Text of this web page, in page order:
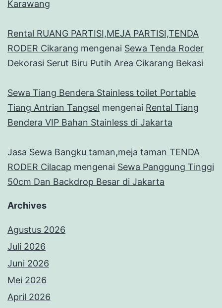
Karawang
Rental RUANG PARTISI,MEJA PARTISI,TENDA
RODER Cikarang mengenai Sewa Tenda Roder
Dekorasi Serut Biru Putih Area Cikarang Bekasi
Sewa Tiang Bendera Stainless toilet Portable
Tiang Antrian Tangsel mengenai Rental Tiang
Bendera VIP Bahan Stainless di Jakarta
Jasa Sewa Bangku taman,meja taman TENDA
RODER Cilacap mengenai Sewa Panggung Tinggi
50cm Dan Backdrop Besar di Jakarta
Archives
Agustus 2026
Juli 2026
Juni 2026
Mei 2026
April 2026